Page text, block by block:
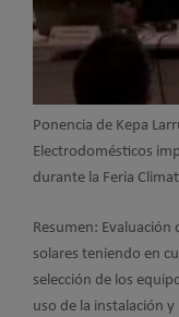
Ponencia de Kepa
Electrodomésticos
durante la Feria
Resumen: Evaluación
solares teniendo en
selección de los
uso de la instalación